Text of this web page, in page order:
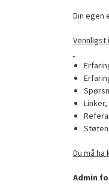
Din egen
Vennligst
Du må
Admin